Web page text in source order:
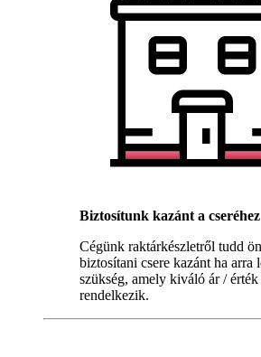
Biztosítunk kazánt a cseréhez
Cégünk raktárkészletről tudd
biztosítani csere kazánt ha arra
szükség, amely kiváló ár / érték
rendelkezik.